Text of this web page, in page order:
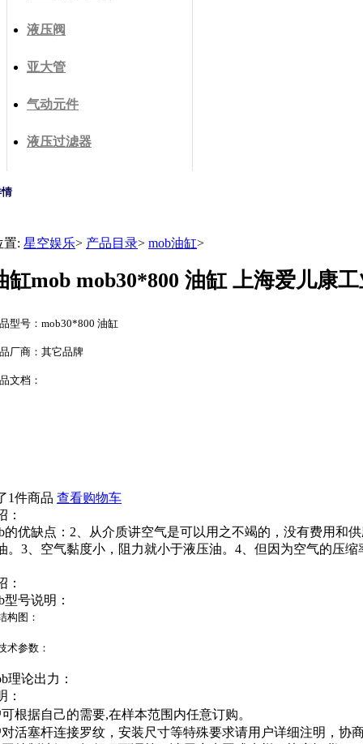
液压阀
亚大管
气动元件
液压过滤器
置: 星空娱乐> 产品目录> mob油缸>
缸mob mob30*800 油缸 上海爱儿康
型号：mob30*800 油缸
厂商：其它品牌
文档：
1件商品 查看购物车
：
的优缺点：2、从介质讲空气是可以用之不竭的，没有费用和
。3、空气黏度小，阻力就小于液压油。4、但因为空气的压
：
型号说明：
构图：
术参数：
理论出力：
：
根据自己的需要,在样本范围内任意订购。
活塞杆连接罗纹，安装尺寸等特殊要求请用户详细注明，协